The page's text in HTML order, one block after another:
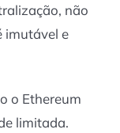
não
imutável e
o Ethereum
limitada.